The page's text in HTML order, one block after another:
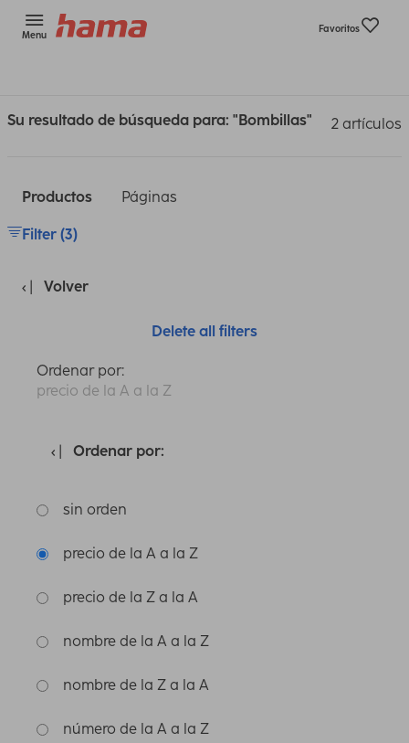
Menu
Favoritos
Su resultado de búsqueda para: "Bombillas" 2 artículos
Productos Páginas
Filter (3)
Volver
Delete all filters
Ordenar por:
precio de la A a la Z
Ordenar por:
sin orden
precio de la A a la Z
precio de la Z a la A
nombre de la A a la Z
nombre de la Z a la A
número de la A a la Z